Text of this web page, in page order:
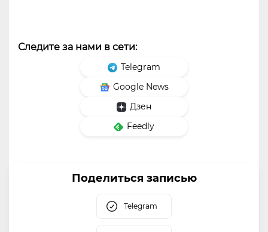
Следите за нами в сети:
Telegram
Google News
Дзен
Feedly
Поделиться записью
Telegram